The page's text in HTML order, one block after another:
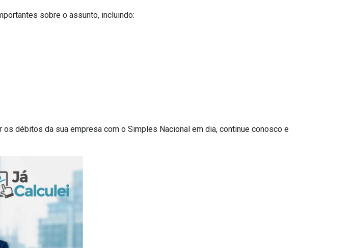
sobre o assunto, incluindo:
débitos da sua empresa com o Simples Nacional em dia, continue conosco e